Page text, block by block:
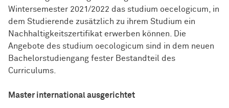
Wintersemester 2021/2022 das studium oecelogicum, in
dem Studierende zusätzlich zu ihrem Studium ein
Nachhaltigkeitszertifikat erwerben können. Die
Angebote des studium oecologicum sind in dem neuen
Bachelorstudiengang fester Bestandteil des
Curriculums.
Master international ausgerichtet